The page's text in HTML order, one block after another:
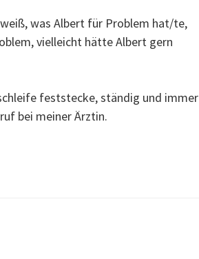
was Albert für Problem hat/te,
vielleicht hätte Albert gern
feststecke, ständig und immer
bei meiner Ärztin.